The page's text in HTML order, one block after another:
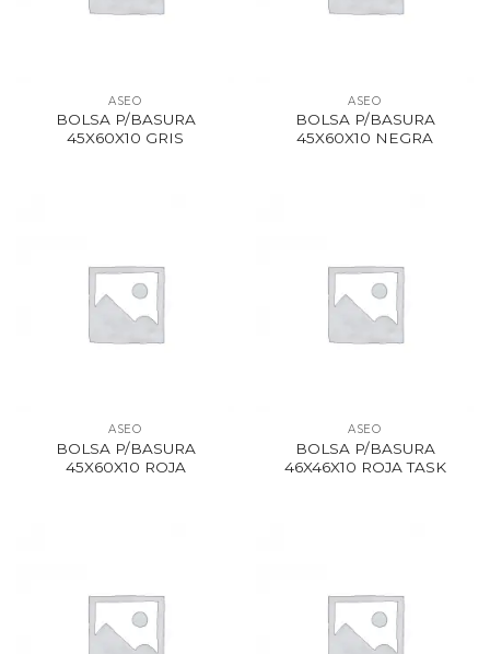
ASEO
BOLSA P/BASURA
45X60X10 GRIS
ASEO
BOLSA P/BASURA
45X60X10 NEGRA
ASEO
BOLSA P/BASURA
45X60X10 ROJA
ASEO
BOLSA P/BASURA
46X46X10 ROJA TASK